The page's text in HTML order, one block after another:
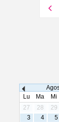
Lu
Ma Mi
27
28 29
3
4 5